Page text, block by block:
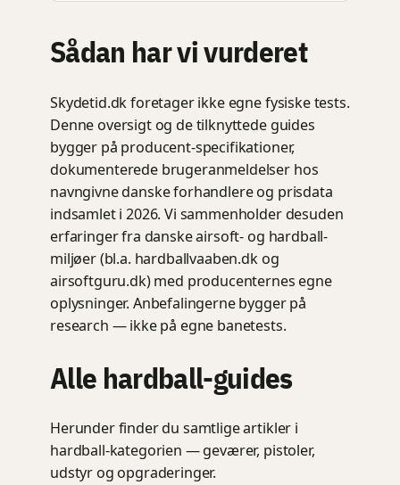
Sådan har vi vurderet
Skydetid.dk foretager ikke egne fysiske tests.
Denne oversigt og de tilknyttede guides
bygger på producent-specifikationer,
dokumenterede brugeranmeldelser hos
navngivne danske forhandlere og prisdata
indsamlet i 2026. Vi sammenholder desuden
erfaringer fra danske airsoft- og hardball-
miljøer (bl.a. hardballvaaben.dk og
airsoftguru.dk) med producenternes egne
oplysninger. Anbefalingerne bygger på
research — ikke på egne banetests.
Alle hardball-guides
Herunder finder du samtlige artikler i
hardball-kategorien — geværer, pistoler,
udstyr og opgraderinger.